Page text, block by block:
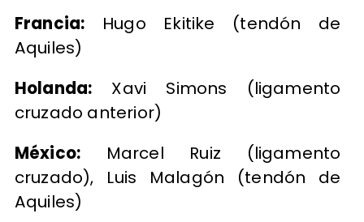
Francia: Hugo Ekitike (tendón de
Aquiles)
Holanda: Xavi Simons (ligamento
cruzado anterior)
México: Marcel Ruiz (ligamento
cruzado), Luis Malagón (tendón de
Aquiles)